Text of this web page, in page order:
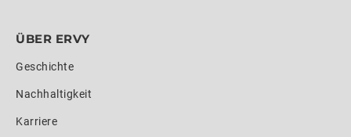
ÜBER ERVY
Geschichte
Nachhaltigkeit
Karriere